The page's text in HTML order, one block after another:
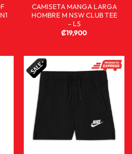
CAMISETA MANGA LARGA
HOMBRE M NSW CLUB TEE
– LS
₡19,900